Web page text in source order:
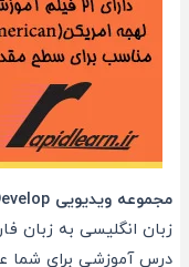
مجموعه ویدیویی Real Develop
درس آموزشی برای شما